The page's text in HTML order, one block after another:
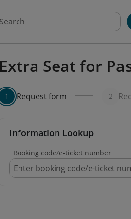
Extra Seat for
1 Request form 2
Information Lookup
Booking code/e-ticket number